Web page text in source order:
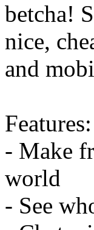
betcha!
nice,
and
Features:
- Make
world
- See